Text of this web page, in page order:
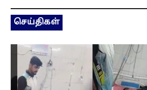
செய்திகள்